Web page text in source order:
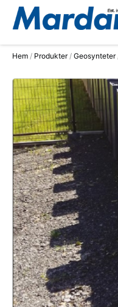
Hem / Produkter/ Geosynteter